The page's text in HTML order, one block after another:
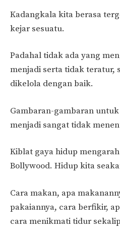
Kadangkala kita berasa
kejar sesuatu.
Padahal tidak ada yang
menjadi serta tidak teratur,
dikelola dengan baik.
Gambaran-gambaran
menjadi sangat tidak
Kiblat gaya hidup
Bollywood. Hidup kita
Cara makan, apa
pakaiannya, cara berfikir,
cara menikmati tidur